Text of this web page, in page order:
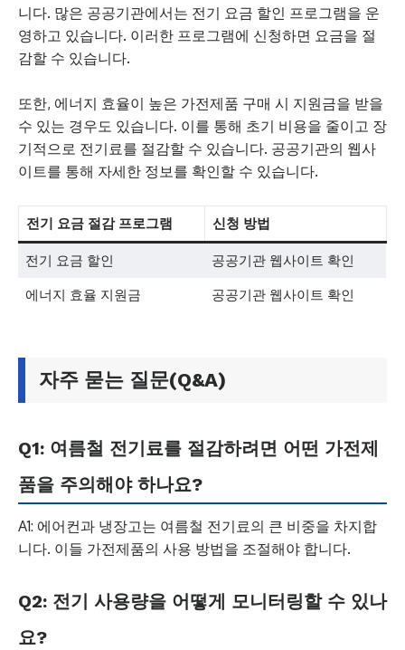
니다. 많은 공공기관에서는 전기 요금 할인 프로그램을 운
영하고 있습니다. 이러한 프로그램에 신청하면 요금을 절
감할 수 있습니다.
또한, 에너지 효율이 높은 가전제품 구매 시 지원금을 받을
수 있는 경우도 있습니다. 이를 통해 초기 비용을 줄이고 장
기적으로 전기료를 절감할 수 있습니다. 공공기관의 웹사
이트를 통해 자세한 정보를 확인할 수 있습니다.
전기 요금 절감 프로그램 신청 방법
전기 요금 할인 공공기관 웹사이트 확인
에너지 효율 지원금 공공기관 웹사이트 확인
자주 묻는 질문(Q&A)
Q1: 여름철 전기료를 절감하려면 어떤 가전제
품을 주의해야 하나요?
A1: 에어컨과 냉장고는 여름철 전기료의 큰 비중을 차지합
니다. 이들 가전제품의 사용 방법을 조절해야 합니다.
Q2: 전기 사용량을 어떻게 모니터링할 수 있나
요?